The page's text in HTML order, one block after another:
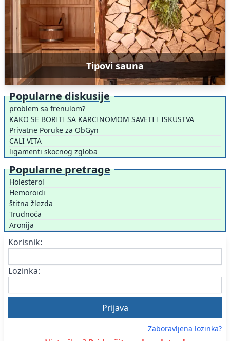
Tipovi sauna
Popularne diskusije
problem sa frenulom?
KAKO SE BORITI SA KARCINOMOM SAVETI I ISKUSTVA
Privatne Poruke za ObGyn
CALI VITA
ligamenti skocnog zgloba
Popularne pretrage
Holesterol
Hemoroidi
štitna žlezda
Trudnoća
Aronija
Korisnik:
Lozinka:
Zaboravljena lozinka?